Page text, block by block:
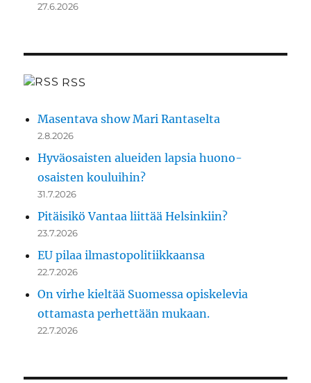
27.6.2026
RSS
Masentava show Mari Rantaselta
2.8.2026
Hyväosaisten alueiden lapsia huono-
osaisten kouluihin?
31.7.2026
Pitäisikö Vantaa liittää Helsinkiin?
23.7.2026
EU pilaa ilmastopolitiikkaansa
22.7.2026
On virhe kieltää Suomessa opiskelevia
ottamasta perhettään mukaan.
22.7.2026